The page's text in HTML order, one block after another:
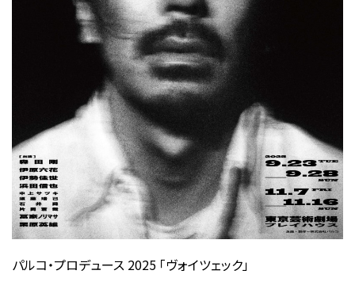
パルコ・プロデュース 2025 「ヴォイツェック」